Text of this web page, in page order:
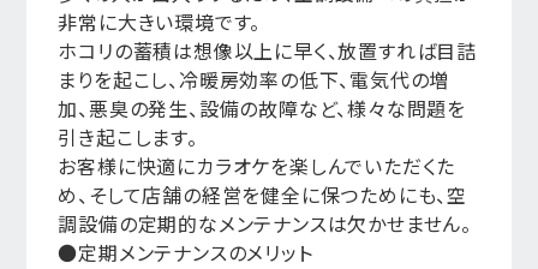
非常に大きい環境です。
ホコリの蓄積は想像以上に早く、放置すれば目詰
まりを起こし、冷暖房効率の低下、電気代の増
加、悪臭の発生、設備の故障など、様々な問題を
引き起こします。
お客様に快適にカラオケを楽しんでいただくた
め、そして店舗の経営を健全に保つためにも、空
調設備の定期的なメンテナンスは欠かせません。
●定期メンテナンスのメリット